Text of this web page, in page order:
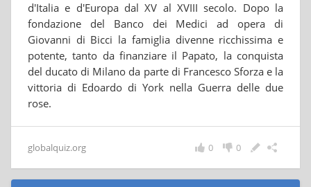
d'Italia e d'Europa dal XV al XVIII secolo. Dopo la
fondazione del Banco dei Medici ad opera di
Giovanni di Bicci la famiglia divenne ricchissima e
potente, tanto da finanziare il Papato, la conquista
del ducato di Milano da parte di Francesco Sforza e la
vittoria di Edoardo di York nella Guerra delle due
rose.
globalquiz.org 0
0